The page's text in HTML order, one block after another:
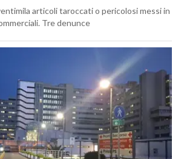
articoli taroccati o pericolosi messi in
Tre denunce